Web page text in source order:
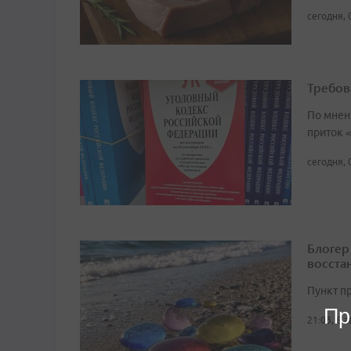
сегодня,
По
приток
сегодня,
Пункт
21:03, 8